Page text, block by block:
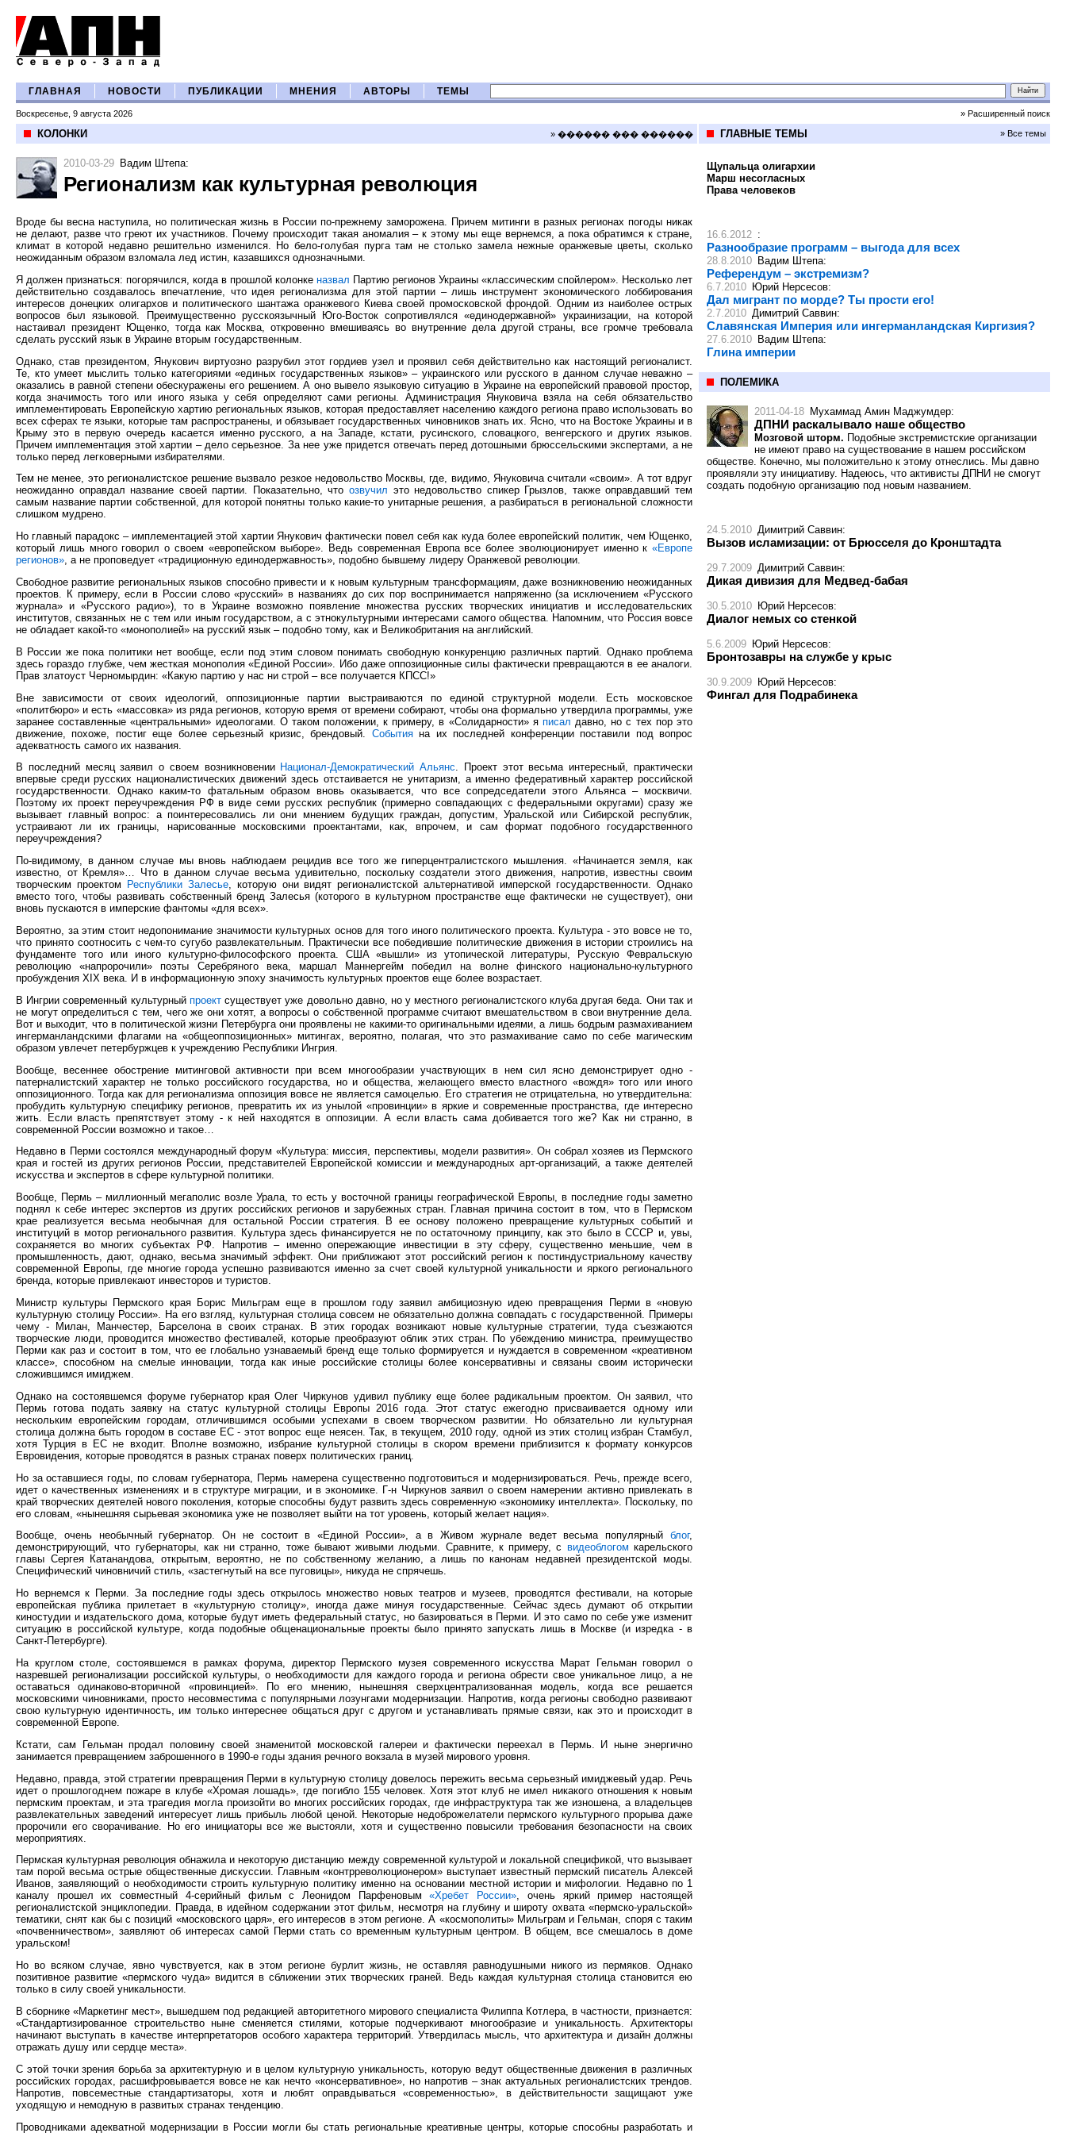
ГЛАВНАЯ НОВОСТИ ПУБЛИКАЦИИ МНЕНИЯ АВТОРЫ ТЕМЫ
Воскресенье, 9 августа 2026 » Расширенный поиск
КОЛОНКИ » ������ ��� ������
2010-03-29 Вадим Штепа:
Регионализм как культурная революция
Вроде бы весна наступила, но политическая жизнь в России по-прежнему заморожена. Причем митинги в разных регионах погоды никак
не делают, разве что греют их участников. Почему происходит такая аномалия – к этому мы еще вернемся, а пока обратимся к стране,
климат в которой недавно решительно изменился. Но бело-голубая пурга там не столько замела нежные оранжевые цветы, сколько
неожиданным образом взломала лед истин, казавшихся однозначными.
Я должен признаться: погорячился, когда в прошлой колонке назвал Партию регионов Украины «классическим спойлером». Несколько лет
действительно создавалось впечатление, что идея регионализма для этой партии – лишь инструмент экономического лоббирования
интересов донецких олигархов и политического шантажа оранжевого Киева своей промосковской фрондой. Одним из наиболее острых
вопросов был языковой. Преимущественно русскоязычный Юго-Восток сопротивлялся «единодержавной» украинизации, на которой
настаивал президент Ющенко, тогда как Москва, откровенно вмешиваясь во внутренние дела другой страны, все громче требовала
сделать русский язык в Украине вторым государственным.
Однако, став президентом, Янукович виртуозно разрубил этот гордиев узел и проявил себя действительно как настоящий регионалист.
Те, кто умеет мыслить только категориями «единых государственных языков» – украинского или русского в данном случае неважно –
оказались в равной степени обескуражены его решением. А оно вывело языковую ситуацию в Украине на европейский правовой простор,
когда значимость того или иного языка у себя определяют сами регионы. Администрация Януковича взяла на себя обязательство
имплементировать Европейскую хартию региональных языков, которая предоставляет населению каждого региона право использовать во
всех сферах те языки, которые там распространены, и обязывает государственных чиновников знать их. Ясно, что на Востоке Украины и в
Крыму это в первую очередь касается именно русского, а на Западе, кстати, русинского, словацкого, венгерского и других языков.
Причем имплементация этой хартии – дело серьезное. За нее уже придется отвечать перед дотошными брюссельскими экспертами, а не
только перед легковерными избирателями.
Тем не менее, это регионалистское решение вызвало резкое недовольство Москвы, где, видимо, Януковича считали «своим». А тот вдруг
неожиданно оправдал название своей партии. Показательно, что озвучил это недовольство спикер Грызлов, также оправдавший тем
самым название партии собственной, для которой понятны только какие-то унитарные решения, а разбираться в региональной сложности
слишком мудрено.
Но главный парадокс – имплементацией этой хартии Янукович фактически повел себя как куда более европейский политик, чем Ющенко,
который лишь много говорил о своем «европейском выборе». Ведь современная Европа все более эволюционирует именно к «Европе
регионов», а не проповедует «традиционную единодержавность», подобно бывшему лидеру Оранжевой революции.
Свободное развитие региональных языков способно привести и к новым культурным трансформациям, даже возникновению неожиданных
проектов. К примеру, если в России слово «русский» в названиях до сих пор воспринимается напряженно (за исключением «Русского
журнала» и «Русского радио»), то в Украине возможно появление множества русских творческих инициатив и исследовательских
институтов, связанных не с тем или иным государством, а с этнокультурными интересами самого общества. Напомним, что Россия вовсе
не обладает какой-то «монополией» на русский язык – подобно тому, как и Великобритания на английский.
В России же пока политики нет вообще, если под этим словом понимать свободную конкуренцию различных партий. Однако проблема
здесь гораздо глубже, чем жесткая монополия «Единой России». Ибо даже оппозиционные силы фактически превращаются в ее аналоги.
Прав златоуст Черномырдин: «Какую партию у нас ни строй – все получается КПСС!»
Вне зависимости от своих идеологий, оппозиционные партии выстраиваются по единой структурной модели. Есть московское
«политбюро» и есть «массовка» из ряда регионов, которую время от времени собирают, чтобы она формально утвердила программы, уже
заранее составленные «центральными» идеологами. О таком положении, к примеру, в «Солидарности» я писал давно, но с тех пор это
движение, похоже, постиг еще более серьезный кризис, брендовый. Событияна их последней конференции поставили под вопрос
адекватность самого их названия.
В последний месяц заявил о своем возникновении Национал-Демократический Альянс. Проект этот весьма интересный, практически
впервые среди русских националистических движений здесь отстаивается не унитаризм, а именно федеративный характер российской
государственности. Однако каким-то фатальным образом вновь оказывается, что все сопредседатели этого Альянса – москвичи.
Поэтому их проект переучреждения РФ в виде семи русских республик (примерно совпадающих с федеральными округами) сразу же
вызывает главный вопрос: а поинтересовались ли они мнением будущих граждан, допустим, Уральской или Сибирской республик,
устраивают ли их границы, нарисованные московскими проектантами, как, впрочем, и сам формат подобного государственного
переучреждения?
По-видимому, в данном случае мы вновь наблюдаем рецидив все того же гиперцентралистского мышления. «Начинается земля, как
известно, от Кремля»… Что в данном случае весьма удивительно, поскольку создатели этого движения, напротив, известны своим
творческим проектом
Республики Залесье, которую они видят регионалистской альтернативой имперской государственности. Однако
вместо того, чтобы развивать собственный бренд Залесья (которого в культурном пространстве еще фактически не существует), они
вновь пускаются в имперские фантомы «для всех».
Вероятно, за этим стоит недопонимание значимости культурных основ для того иного политического проекта. Культура - это вовсе не то,
что принято соотносить с чем-то сугубо развлекательным. Практически все победившие политические движения в истории строились на
фундаменте того или иного культурно-философского проекта. США «вышли» из утопической литературы, Русскую Февральскую
революцию «напророчили» поэты Серебряного века, маршал Маннергейм победил на волне финского национально-культурного
пробуждения XIX века. И в информационную эпоху значимость культурных проектов еще более возрастает.
В Ингрии современный культурный проектсуществует уже довольно давно, но у местного регионалистского клуба другая беда. Они так и
не могут определиться с тем, чего же они хотят, а вопросы о собственной программе считают вмешательством в свои внутренние дела.
Вот и выходит, что в политической жизни Петербурга они проявлены не какими-то оригинальными идеями, а лишь бодрым размахиванием
ингерманландскими флагами на «общеоппозиционных» митингах, вероятно, полагая, что это размахивание само по себе магическим
образом увлечет петербуржцев к учреждению Республики Ингрия.
Вообще, весеннее обострение митинговой активности при всем многообразии участвующих в нем сил ясно демонстрирует одно -
патерналистский характер не только российского государства, но и общества, желающего вместо властного «вождя» того или иного
оппозиционного. Тогда как для регионализма оппозиция вовсе не является самоцелью. Его стратегия не отрицательна, но утвердительна:
пробудить культурную специфику регионов, превратить их из унылой «провинции» в яркие и современные пространства, где интересно
жить. Если власть препятствует этому - к ней находятся в оппозиции. А если власть сама добивается того же? Как ни странно, в
современной России возможно и такое…
Недавно в Перми состоялся международный форум «Культура: миссия, перспективы, модели развития». Он собрал хозяев из Пермского
края и гостей из других регионов России, представителей Европейской комиссии и международных арт-организаций, а также деятелей
искусства и экспертов в сфере культурной политики.
Вообще, Пермь – миллионный мегаполис возле Урала, то есть у восточной границы географической Европы, в последние годы заметно
поднял к себе интерес экспертов из других российских регионов и зарубежных стран. Главная причина состоит в том, что в Пермском
крае реализуется весьма необычная для остальной России стратегия. В ее основу положено превращение культурных событий и
институций в мотор регионального развития. Культура здесь финансируется не по остаточному принципу, как это было в СССР и, увы,
сохраняется во многих субъектах РФ. Напротив – именно опережающие инвестиции в эту сферу, существенно меньшие, чем в
промышленность, дают, однако, весьма значимый эффект. Они приближают этот российский регион к постиндустриальному качеству
современной Европы, где многие города успешно развиваются именно за счет своей культурной уникальности и яркого регионального
бренда, которые привлекают инвесторов и туристов.
Министр культуры Пермского края Борис Мильграм еще в прошлом году заявил амбициозную идею превращения Перми в «новую
культурную столицу России». На его взгляд, культурная столица совсем не обязательно должна совпадать с государственной. Примеры
чему - Милан, Манчестер, Барселона в своих странах. В этих городах возникают новые культурные стратегии, туда съезжаются
творческие люди, проводится множество фестивалей, которые преобразуют облик этих стран. По убеждению министра, преимущество
Перми как раз и состоит в том, что ее глобально узнаваемый бренд еще только формируется и нуждается в современном «креативном
классе», способном на смелые инновации, тогда как иные российские столицы более консервативны и связаны своим исторически
сложившимся имиджем.
Однако на состоявшемся форуме губернатор края Олег Чиркунов удивил публику еще более радикальным проектом. Он заявил, что
Пермь готова подать заявку на статус культурной столицы Европы 2016 года. Этот статус ежегодно присваивается одному или
нескольким европейским городам, отличившимся особыми успехами в своем творческом развитии. Но обязательно ли культурная
столица должна быть городом в составе ЕС - этот вопрос еще неясен. Так, в текущем, 2010 году, одной из этих столиц избран Стамбул,
хотя Турция в ЕС не входит. Вполне возможно, избрание культурной столицы в скором времени приблизится к формату конкурсов
Евровидения, которые проводятся в разных странах поверх политических границ.
Но за оставшиеся годы, по словам губернатора, Пермь намерена существенно подготовиться и модернизироваться. Речь, прежде всего,
идет о качественных изменениях и в структуре миграции, и в экономике. Г-н Чиркунов заявил о своем намерении активно привлекать в
край творческих деятелей нового поколения, которые способны будут развить здесь современную «экономику интеллекта». Поскольку, по
его словам, «нынешняя сырьевая экономика уже не позволяет выйти на тот уровень, который желает нация».
Вообще, очень необычный губернатор. Он не состоит в «Единой России», а в Живом журнале ведет весьма популярный блог,
демонстрирующий, что губернаторы, как ни странно, тоже бывают живыми людьми. Сравните, к примеру, с видеоблогом карельского
главы Сергея Катанандова, открытым, вероятно, не по собственному желанию, а лишь по канонам недавней президентской моды.
Специфический чиновничий стиль, «застегнутый на все пуговицы», никуда не спрячешь.
Но вернемся к Перми. За последние годы здесь открылось множество новых театров и музеев, проводятся фестивали, на которые
европейская публика прилетает в «культурную столицу», иногда даже минуя государственные. Сейчас здесь думают об открытии
киностудии и издательского дома, которые будут иметь федеральный статус, но базироваться в Перми. И это само по себе уже изменит
ситуацию в российской культуре, когда подобные общенациональные проекты было принято запускать лишь в Москве (и изредка - в
Санкт-Петербурге).
На круглом столе, состоявшемся в рамках форума, директор Пермского музея современного искусства Марат Гельман говорил о
назревшей регионализации российской культуры, о необходимости для каждого города и региона обрести свое уникальное лицо, а не
оставаться одинаково-вторичной «провинцией». По его мнению, нынешняя сверхцентрализованная модель, когда все решается
московскими чиновниками, просто несовместима с популярными лозунгами модернизации. Напротив, когда регионы свободно развивают
свою культурную идентичность, им только интереснее общаться друг с другом и устанавливать прямые связи, как это и происходит в
современной Европе.
Кстати, сам Гельман продал половину своей знаменитой московской галереи и фактически переехал в Пермь. И ныне энергично
занимается превращением заброшенного в 1990-е годы здания речного вокзала в музей мирового уровня.
Недавно, правда, этой стратегии превращения Перми в культурную столицу довелось пережить весьма серьезный имиджевый удар. Речь
идет о прошлогоднем пожаре в клубе «Хромая лошадь», где погибло 155 человек. Хотя этот клуб не имел никакого отношения к новым
пермским проектам, и эта трагедия могла произойти во многих российских городах, где инфраструктура так же изношена, а владельцев
развлекательных заведений интересует лишь прибыль любой ценой. Некоторые недоброжелатели пермского культурного прорыва даже
пророчили его сворачивание. Но его инициаторы все же выстояли, хотя и существенно повысили требования безопасности на своих
мероприятиях.
Пермская культурная революция обнажила и некоторую дистанцию между современной культурой и локальной спецификой, что вызывает
там порой весьма острые общественные дискуссии. Главным «контрреволюционером» выступает известный пермский писатель Алексей
Иванов, заявляющий о необходимости строить культурную политику именно на основании местной истории и мифологии. Недавно по 1
каналу прошел их совместный 4-серийный фильм с Леонидом Парфеновым«Хребет России», очень яркий пример настоящей
регионалистской энциклопедии. Правда, в идейном содержании этот фильм, несмотря на глубину и широту охвата «пермско-уральской»
тематики, снят как бы с позиций «московского царя», его интересов в этом регионе. А «космополиты» Мильграм и Гельман, споря с таким
«почвенничеством», заявляют об интересах самой Перми стать со временным культурным центром. В общем, все смешалось в доме
уральском!
Но во всяком случае, явно чувствуется, как в этом регионе бурлит жизнь, не оставляя равнодушными никого из пермяков. Однако
позитивное развитие «пермского чуда» видится в сближении этих творческих граней. Ведь каждая культурная столица становится ею
только в силу своей уникальности.
В сборнике «Маркетинг мест», вышедшем под редакцией авторитетного мирового специалиста Филиппа Котлера, в частности, признается:
«Стандартизированное строительство ныне сменяется стилями, которые подчеркивают многообразие и уникальность. Архитекторы
начинают выступать в качестве интерпретаторов особого характера территорий. Утвердилась мысль, что архитектура и дизайн должны
отражать душу или сердце места».
С этой точки зрения борьба за архитектурную и в целом культурную уникальность, которую ведут общественные движения в различных
российских городах, расшифровывается вовсе не как нечто «консервативное», но напротив – знак актуальных регионалистских трендов.
Напротив, повсеместные стандартизаторы, хотя и любят оправдываться «современностью», в действительности защищают уже
уходящую и немодную в развитых странах тенденцию.
Проводниками адекватной модернизации в России могли бы стать региональные креативные центры, которые способны разработать и
ГЛАВНЫЕ ТЕМЫ » Все темы
Щупальца олигархии
Марш несогласных
Права человеков
16.6.2012 :
Разнообразие программ – выгода для всех
28.8.2010 Вадим Штепа:
Референдум – экстремизм?
6.7.2010 Юрий Нерсесов:
Дал мигрант по морде? Ты прости его!
2.7.2010 Димитрий Саввин:
Славянская Империя или ингерманландская Киргизия?
27.6.2010 Вадим Штепа:
Глина империи
ПОЛЕМИКА
2011-04-18 Мухаммад Амин Маджумдер:
ДПНИ раскалывало наше общество
Мозговой шторм. Подобные экстремистские организации
не имеют право на существование в нашем российском
обществе. Конечно, мы положительно к этому отнеслись. Мы давно
проявляли эту инициативу. Надеюсь, что активисты ДПНИ не смогут
создать подобную организацию под новым названием.
24.5.2010 Димитрий Саввин:
Вызов исламизации: от Брюсселя до Кронштадта
29.7.2009 Димитрий Саввин:
Дикая дивизия для Медвед-бабая
30.5.2010 Юрий Нерсесов:
Диалог немых со стенкой
5.6.2009 Юрий Нерсесов:
Бронтозавры на службе у крыс
30.9.2009 Юрий Нерсесов:
Фингал для Подрабинека